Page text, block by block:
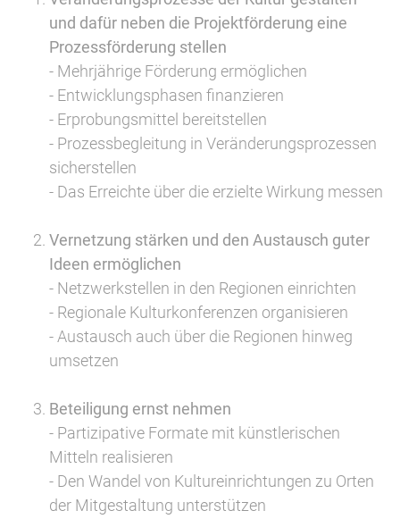
und dafür neben die Projektförderung eine
Prozessförderung stellen
- Mehrjährige Förderung ermöglichen
- Entwicklungsphasen finanzieren
- Erprobungsmittel bereitstellen
- Prozessbegleitung in Veränderungsprozessen
sicherstellen
- Das Erreichte über die erzielte Wirkung messen
Vernetzung stärken und den Austausch guter
Ideen ermöglichen
- Netzwerkstellen in den Regionen einrichten
- Regionale Kulturkonferenzen organisieren
- Austausch auch über die Regionen hinweg
umsetzen
Beteiligung ernst nehmen
- Partizipative Formate mit künstlerischen
Mitteln realisieren
- Den Wandel von Kultureinrichtungen zu Orten
der Mitgestaltung unterstützen